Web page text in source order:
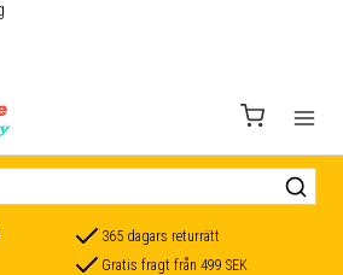
365 dagars returrätt
Gratis fragt från 499 SEK